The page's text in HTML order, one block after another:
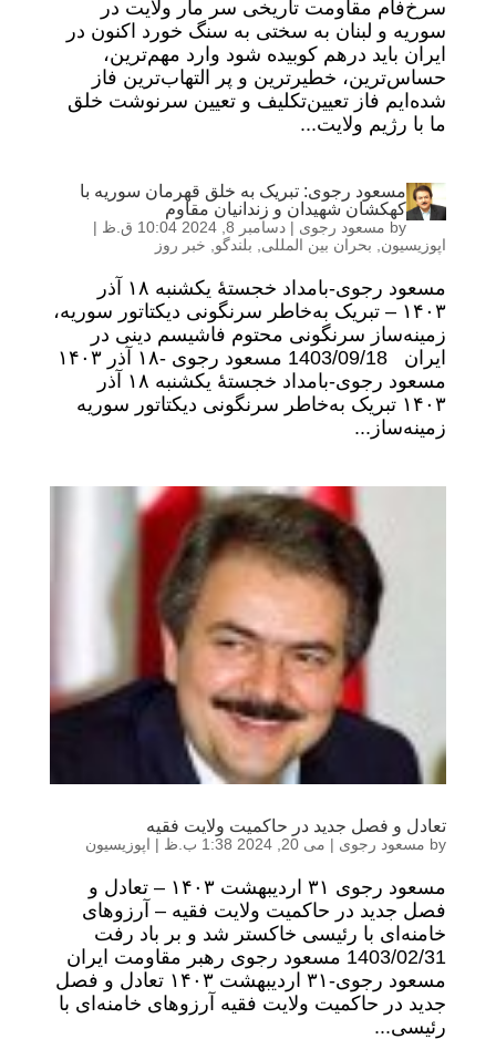
سرخ‌فام مقاومت تاریخی سر مار ولایت در
سوریه و لبنان به سختی به سنگ خورد اکنون در
ایران باید درهم کوبیده شود وارد مهم‌ترین،
حساس‌ترین، خطیرترین و پر التهاب‌ترین فاز
شده‌ایم فاز تعیین‌تکلیف و تعیین سرنوشت خلق
ما با رژیم ولایت...
مسعود رجوی: تبریک به خلق قهرمان سوریه با
کهکشان شهیدان و زندانیان مقاوم
by مسعود رجوی | دسامبر 8, 2024 10:04 ق.ظ
|
اپوزیسیون
بحران بین المللی بلندگو خبر روز
مسعود رجوی-بامداد خجستهٔ یکشنبه ۱۸ آذر
۱۴۰۳ – تبریک به‌خاطر سرنگونی دیکتاتور سوریه،
زمینه‌ساز سرنگونی محتوم فاشیسم دینی در
ایران 1403/09/18 مسعود رجوی -۱۸ آذر ۱۴۰۳
مسعود رجوی-بامداد خجستهٔ یکشنبه ۱۸ آذر
۱۴۰۳ تبریک به‌خاطر سرنگونی دیکتاتور سوریه
زمینه‌ساز...
تعادل و فصل جدید در حاکمیت ولایت فقیه
by مسعود رجوی | می 20, 2024 1:38 ب.ظ | اپوزیسیون
مسعود رجوی ۳۱ اردیبهشت ۱۴۰۳ – تعادل و
فصل جدید در حاکمیت ولایت فقیه – آرزوهای
خامنه‌ای با رئیسی خاکستر شد و بر باد رفت
1403/02/31 مسعود رجوی رهبر مقاومت ایران
مسعود رجوی-۳۱ اردیبهشت ۱۴۰۳ تعادل و فصل
جدید در حاکمیت ولایت فقیه آرزوهای خامنه‌ای با
رئیسی...